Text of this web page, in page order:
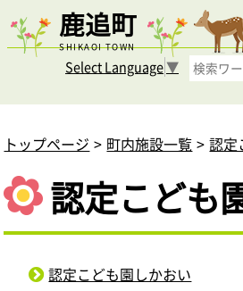
鹿追町
SHIKAOI TOWN
Select Language▼
トップページ 町内施設一覧 認定
認定こども
認定こども園しかおい